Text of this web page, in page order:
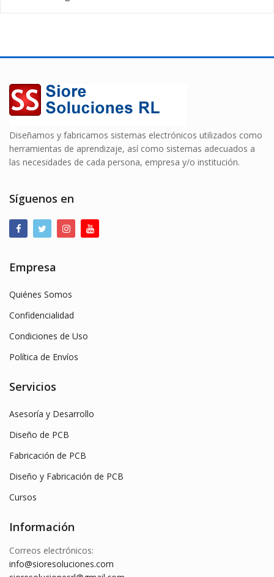
Diseñamos y fabricamos sistemas electrónicos utilizados como
herramientas de aprendizaje, así como sistemas adecuados a
las necesidades de cada persona, empresa y/o institución.
Síguenos en
Empresa
Quiénes Somos
Confidencialidad
Condiciones de Uso
Política de Envíos
Servicios
Asesoría y Desarrollo
Diseño de PCB
Fabricación de PCB
Diseño y Fabricación de PCB
Cursos
Información
Correos electrónicos:
info@sioresoluciones.com